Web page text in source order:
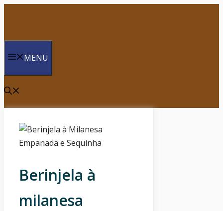
MENU
Berinjela à
milanesa